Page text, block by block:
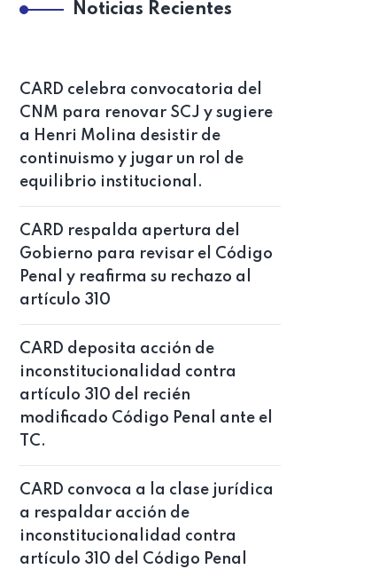
Noticias Recientes
CARD celebra convocatoria del
CNM para renovar SCJ y sugiere
a Henri Molina desistir de
continuismo y jugar un rol de
equilibrio institucional.
CARD respalda apertura del
Gobierno para revisar el Código
Penal y reafirma su rechazo al
artículo 310
CARD deposita acción de
inconstitucionalidad contra
artículo 310 del recién
modificado Código Penal ante el
TC.
CARD convoca a la clase jurídica
a respaldar acción de
inconstitucionalidad contra
artículo 310 del Código Penal